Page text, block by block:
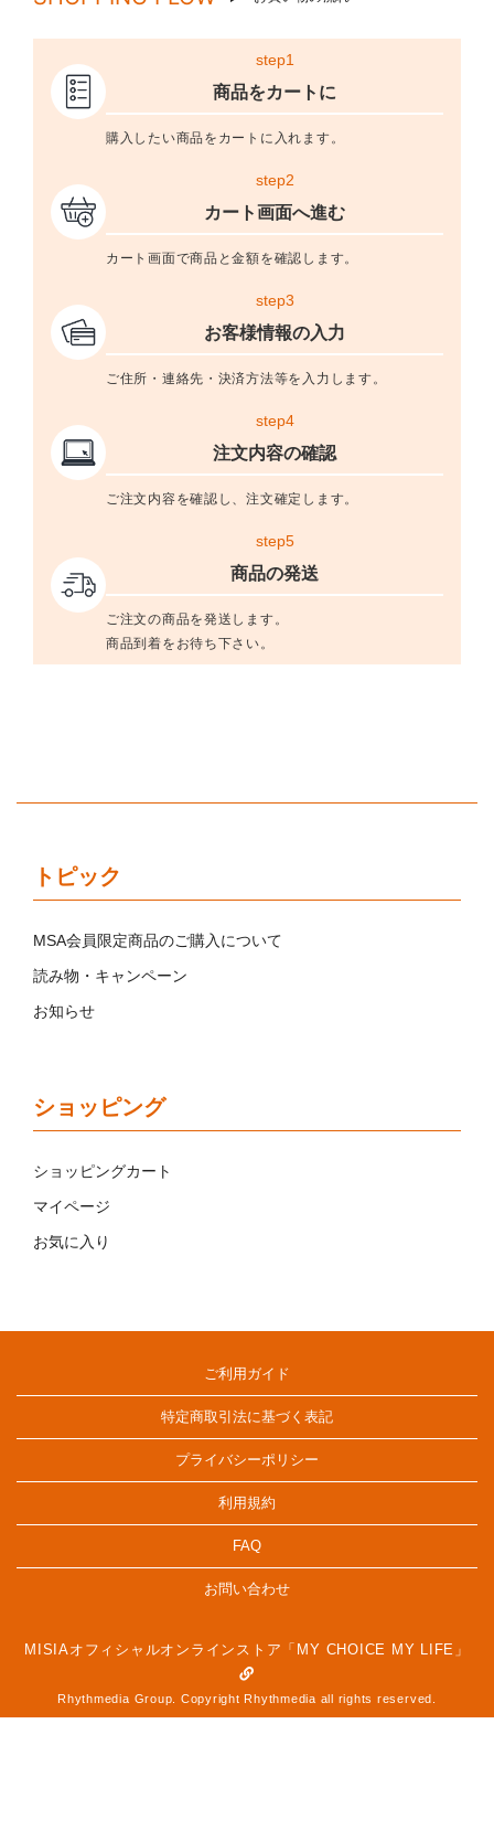
step1
商品をカートに
購入したい商品をカートに入れます。
step2
カート画面へ進む
カート画面で商品と金額を確認します。
step3
お客様情報の入力
ご住所・連絡先・決済方法等を入力します。
step4
注文内容の確認
ご注文内容を確認し、注文確定します。
step5
商品の発送
ご注文の商品を発送します。
商品到着をお待ち下さい。
トピック
MSA会員限定商品のご購入について
読み物・キャンペーン
お知らせ
ショッピング
ショッピングカート
マイページ
お気に入り
ご利用ガイド
特定商取引法に基づく表記
プライバシーポリシー
利用規約
FAQ
お問い合わせ
MISIAオフィシャルオンラインストア「MY CHOICE MY LIFE」
Rhythmedia Group. Copyright Rhythmedia all rights reserved.